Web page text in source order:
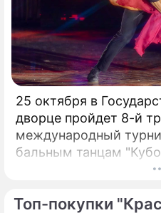
25 октября в
дворце пройдет 8-й
международный
бальным танцам
президент
Топ-покупки